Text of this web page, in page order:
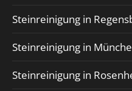
Steinreinigung in
Steinreinigung in
Steinreinigung in